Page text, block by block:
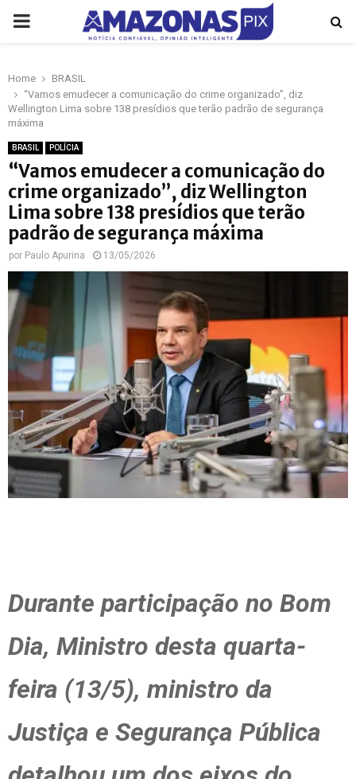
PRIMARY
Home
BRASIL
“Vamos emudecer a comunicação do crime organizado”, diz
Wellington Lima sobre 138 presídios que terão padrão de segurança
máxima
BRASIL POLÍCIA
“Vamos emudecer a comunicação do
crime organizado”, diz Wellington
Lima sobre 138 presídios que terão
padrão de segurança máxima
por Paulo Apurina 13/05/2026
Durante participação no Bom
Dia, Ministro desta quarta-
feira (13/5), ministro da
Justiça e Segurança Pública